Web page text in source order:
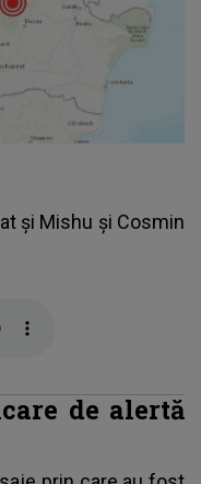
și Mishu și Cosmin
de alertă